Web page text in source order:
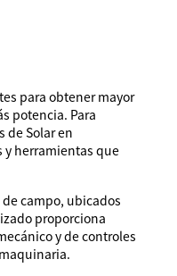
para obtener mayor
potencia. Para
de Solar en
herramientas que
campo, ubicados
proporciona
y de controles